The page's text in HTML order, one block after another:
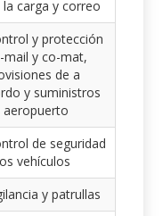
la carga y correo
y protección
mail y co-mat,
de a
y suministros
aeropuerto
de seguridad
vehículos
y patrullas